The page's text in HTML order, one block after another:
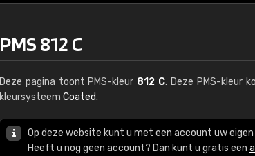
PMS 812 C
Deze pagina toont PMS-kleur 812 C. Deze PMS-kleur
kleursysteem Coated.
Op deze website kunt u met een account uw
Heeft u nog geen account? Dan kunt u gratis een